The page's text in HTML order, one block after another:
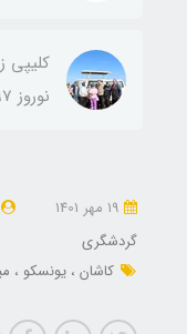
کلیپی
نوروز 1397
گردشگری
کاشان یونسکو